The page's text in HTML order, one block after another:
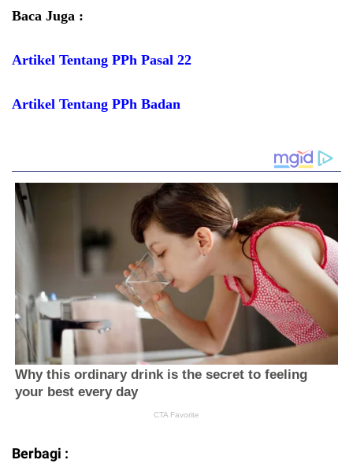
Baca Juga :
Artikel Tentang PPh Pasal 22
Artikel Tentang PPh Badan
Berbagi :